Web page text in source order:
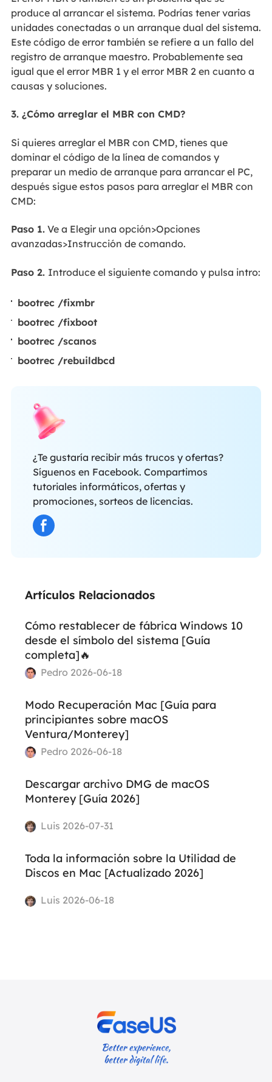
produce al arrancar el sistema. Podrías tener varias
unidades conectadas o un arranque dual del sistema.
Este código de error también se refiere a un fallo del
registro de arranque maestro. Probablemente sea
igual que el error MBR 1 y el error MBR 2 en cuanto a
causas y soluciones.
3. ¿Cómo arreglar el MBR con CMD?
Si quieres arreglar el MBR con CMD, tienes que
dominar el código de la línea de comandos y
preparar un medio de arranque para arrancar el PC,
después sigue estos pasos para arreglar el MBR con
CMD:
Paso 1.Ve a Elegir una opción>Opciones
avanzadas>Instrucción de comando.
Paso 2. Introduce el siguiente comando y pulsa intro:
bootrec /fixmbr
bootrec /fixboot
bootrec /scanos
bootrec /rebuildbcd
¿Te gustaría recibir más trucos y ofertas?
Síguenos en Facebook. Compartimos
tutoriales informáticos, ofertas y
promociones, sorteos de licencias.
Artículos Relacionados
Cómo restablecer de fábrica Windows 10
desde el símbolo del sistema [Guía
completa]🔥
Pedro 2026-06-18
Modo Recuperación Mac [Guía para
principiantes sobre macOS
Ventura/Monterey]
Pedro 2026-06-18
Descargar archivo DMG de macOS
Monterey [Guía 2026]
Luis 2026-07-31
Toda la información sobre la Utilidad de
Discos en Mac [Actualizado 2026]
Luis 2026-06-18